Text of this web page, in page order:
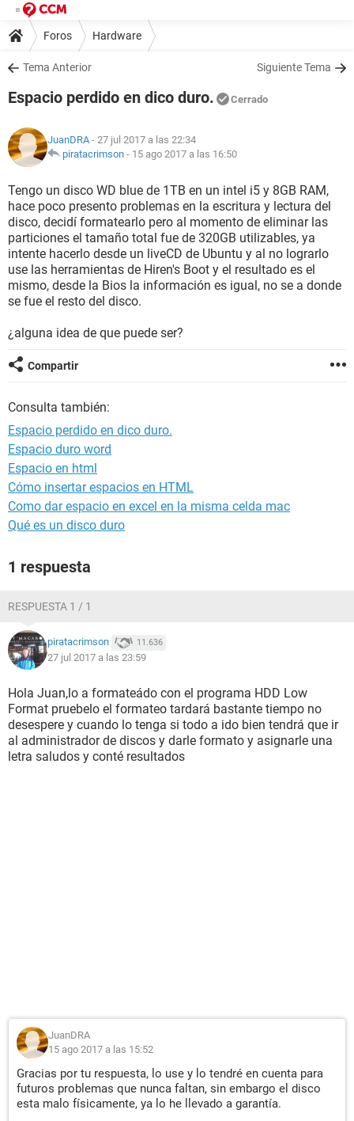
Foros Hardware
Tema Anterior Siguiente Tema
Espacio perdido en dico duro. Cerrado
JuanDRA- 27 jul 2017 a las 22:34
piratacrimson - 15 ago 2017 a las 16:50
Tengo un disco WD blue de 1TB en un intel i5 y 8GB RAM,
hace poco presento problemas en la escritura y lectura del
disco, decidí formatearlo pero al momento de eliminar las
particiones el tamaño total fue de 320GB utilizables, ya
intente hacerlo desde un liveCD de Ubuntu y al no lograrlo
use las herramientas de Hiren's Boot y el resultado es el
mismo, desde la Bios la información es igual, no se a donde
se fue el resto del disco.
¿alguna idea de que puede ser?
Compartir
Consulta también:
Espacio perdido en dico duro.
Espacio duro word
Espacio en html
Cómo insertar espacios en HTML
Como dar espacio en excel en la misma celda mac
Qué es un disco duro
1 respuesta
RESPUESTA 1 / 1
piratacrimson 11.636
27 jul 2017 a las 23:59
Hola Juan,lo a formateádo con el programa HDD Low
Format pruebelo el formateo tardará bastante tiempo no
desespere y cuando lo tenga si todo a ido bien tendrá que ir
al administrador de discos y darle formato y asignarle una
letra saludos y conté resultados
JuanDRA
15 ago 2017 a las 15:52
Gracias por tu respuesta, lo use y lo tendré en cuenta para
futuros problemas que nunca faltan, sin embargo el disco
esta malo físicamente, ya lo he llevado a garantía.